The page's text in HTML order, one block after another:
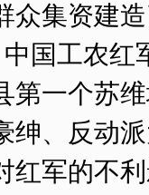
众集资建
工农红
第一个苏
绅、反动
红军的不